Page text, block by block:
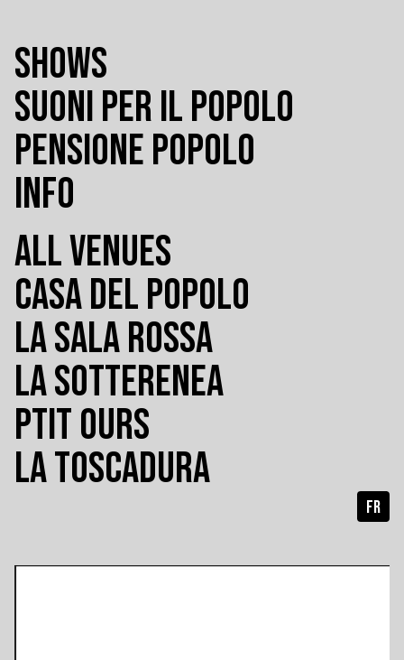
SHOWS
SUONI PER IL POPOLO
PENSIONE POPOLO
INFO
ALL VENUES
CASA DEL POPOLO
LA SALA ROSSA
LA SOTTERENEA
PTIT OURS
LA TOSCADURA
FR